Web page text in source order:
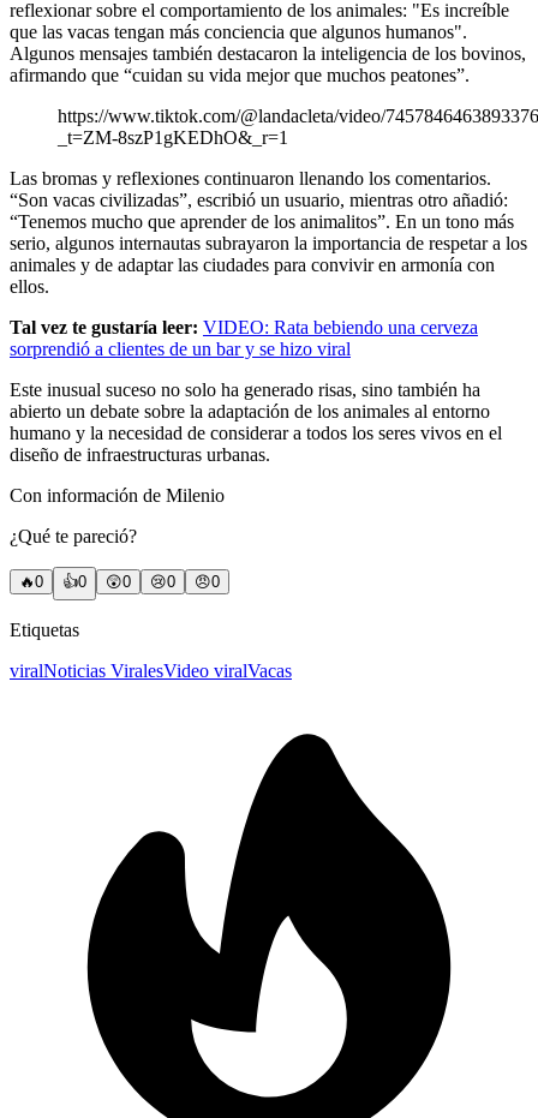
reflexionar sobre el comportamiento de los animales: "Es increíble
que las vacas tengan más conciencia que algunos humanos".
Algunos mensajes también destacaron la inteligencia de los bovinos,
afirmando que “cuidan su vida mejor que muchos peatones”.
https://www.tiktok.com/@landacleta/video/
_t=ZM-8szP1gKEDhO&_r=1
Las bromas y reflexiones continuaron llenando los comentarios.
“Son vacas civilizadas”, escribió un usuario, mientras otro añadió:
“Tenemos mucho que aprender de los animalitos”. En un tono más
serio, algunos internautas subrayaron la importancia de respetar a los
animales y de adaptar las ciudades para convivir en armonía con
ellos.
Tal vez te gustaría leer: VIDEO: Rata bebiendo una cerveza
sorprendió a clientes de un bar y se hizo viral
Este inusual suceso no solo ha generado risas, sino también ha
abierto un debate sobre la adaptación de los animales al entorno
humano y la necesidad de considerar a todos los seres vivos en el
diseño de infraestructuras urbanas.
Con información de Milenio
¿Qué te pareció?
🔥0 👍0 😲0 😢0 😠0
Etiquetas
viralNoticias ViralesVideo viralVacas